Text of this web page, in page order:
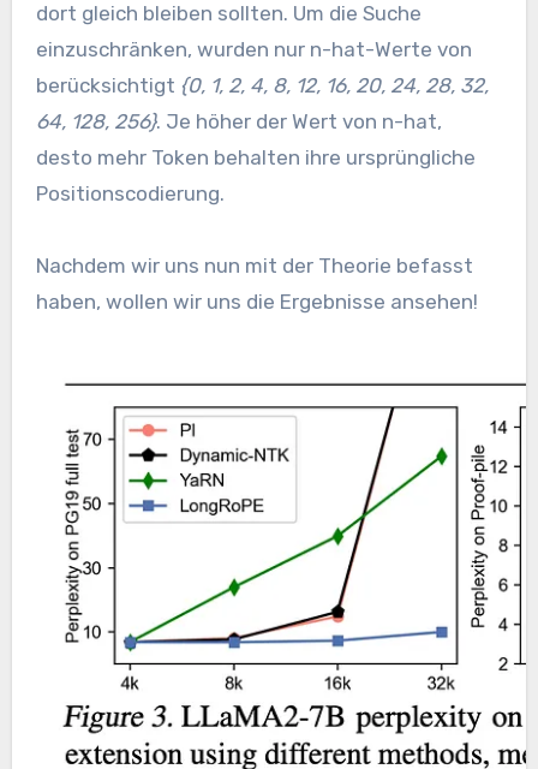
dort gleich bleiben sollten. Um die Suche
einzuschränken, wurden nur n-hat-Werte von
berücksichtigt {0, 1, 2, 4, 8, 12, 16, 20, 24, 28, 32,
64, 128, 256}. Je höher der Wert von n-hat,
desto mehr Token behalten ihre ursprüngliche
Positionscodierung.
Nachdem wir uns nun mit der Theorie befasst
haben, wollen wir uns die Ergebnisse ansehen!